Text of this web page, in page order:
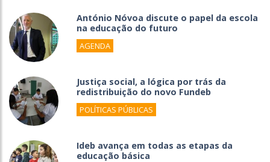
António Nóvoa discute o papel da escola
na educação do futuro
AGENDA
Justiça social, a lógica por trás da
redistribuição do novo Fundeb
POLÍTICAS PÚBLICAS
Ideb avança em todas as etapas da
educação básica